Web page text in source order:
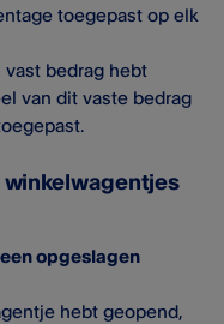
toegepast op elk
bedrag hebt
van dit vaste bedrag
opgeslagen
hebt geopend,